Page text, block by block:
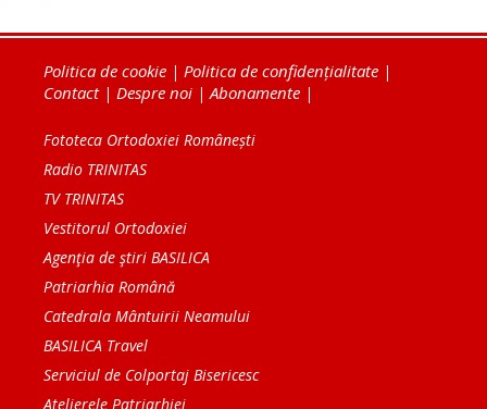
Politica de cookie | Politica de confidențialitate |
Contact| Despre noi |Abonamente |
Fototeca Ortodoxiei Românești
Radio TRINITAS
TV TRINITAS
Vestitorul Ortodoxiei
Agenţia de ştiri BASILICA
Patriarhia Română
Catedrala Mântuirii Neamului
BASILICA Travel
Serviciul de Colportaj Bisericesc
Atelierele Patriarhiei